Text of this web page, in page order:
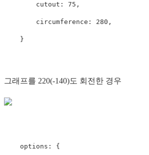
        cutout: 75,
        circumference: 280,
그래프를 220(-140)도 회전한 경우
    options: {